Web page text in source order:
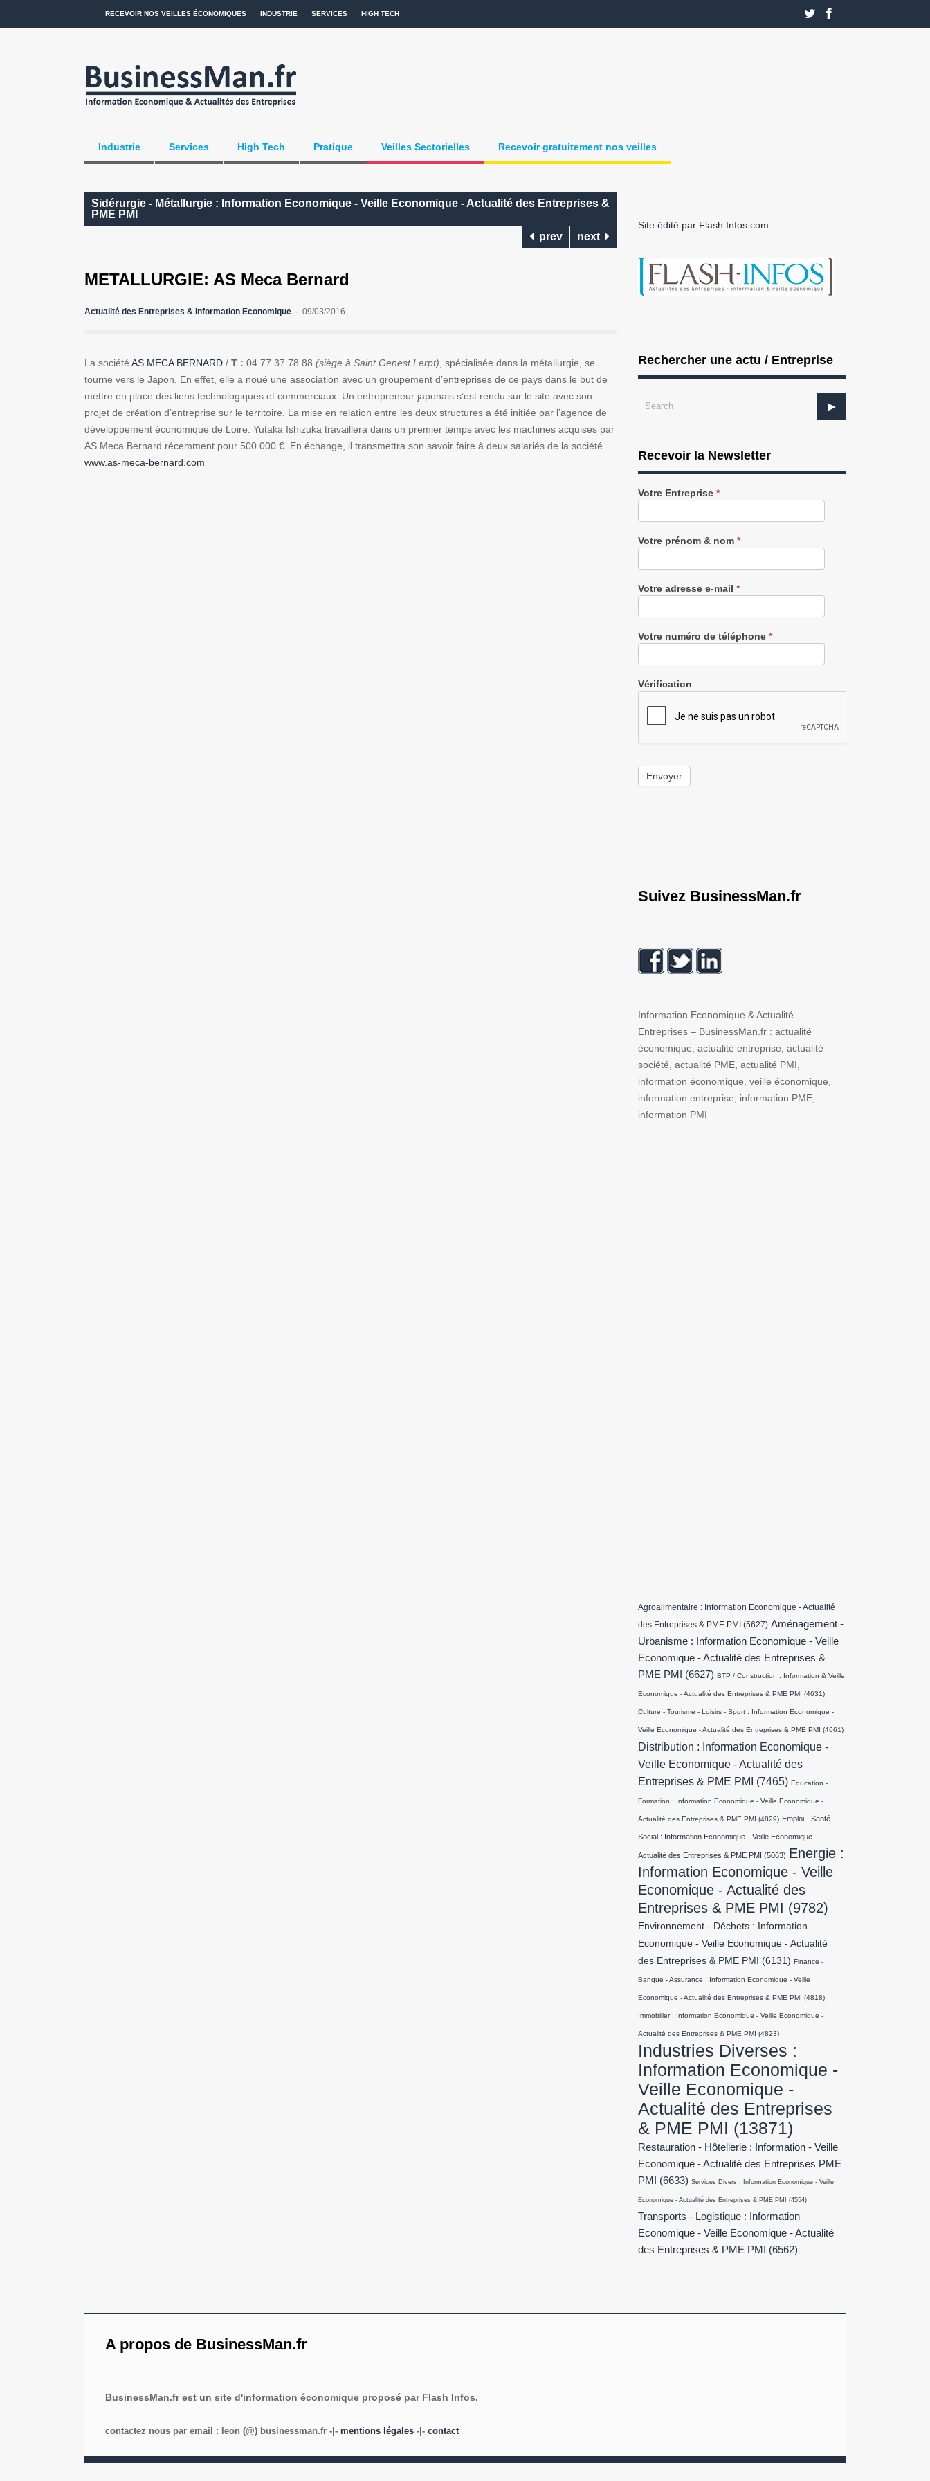
RECEVOIR NOS VEILLES ÉCONOMIQUES INDUSTRIE SERVICES HIGH TECH
Industrie Services High Tech Pratique Veilles Sectorielles Recevoir gratuitement nos veilles
Sidérurgie - Métallurgie : Information Economique - Veille Economique - Actualité des Entreprises &
PME PMI
prev
next
METALLURGIE: AS Meca Bernard
Actualité des Entreprises & Information Economique 09/03/2016
La société AS MECA BERNARD / T : 04.77.37.78.88 (siège à Saint Genest Lerpt), spécialisée dans la métallurgie, se
tourne vers le Japon. En effet, elle a noué une association avec un groupement d’entreprises de ce pays dans le but de
mettre en place des liens technologiques et commerciaux. Un entrepreneur japonais s’est rendu sur le site avec son
projet de création d’entreprise sur le territoire. La mise en relation entre les deux structures a été initiée par l’agence de
développement économique de Loire. Yutaka Ishizuka travaillera dans un premier temps avec les machines acquises par
AS Meca Bernard récemment pour 500.000 €. En échange, il transmettra son savoir faire à deux salariés de la société.
www.as-meca-bernard.com
Site édité par Flash Infos.com
Rechercher une actu / Entreprise
Recevoir la Newsletter
Recevez
notre
gratuitement
Votre Entreprise *
Votre prénom & nom *
Votre adresse e-mail *
Votre numéro de téléphone *
Vérification
Envoyer
Suivez BusinessMan.fr
Information Economique & Actualité
Entreprises – BusinessMan.fr : actualité
économique, actualité entreprise, actualité
société, actualité PME, actualité PMI,
information économique, veille économique,
information entreprise, information PME,
information PMI
Agroalimentaire : Information Economique - Actualité
des Entreprises & PME PMI (5627) Aménagement -
Urbanisme : Information Economique - Veille
Economique - Actualité des Entreprises &
PME PMI
(6627) BTP / Construction : Information & Veille
Economique - Actualité des Entreprises & PME PMI (4631)
Culture - Tourisme - Loisirs - Sport : Information Economique -
Veille Economique - Actualité des Entreprises & PME PMI (4661)
Distribution : Information Economique -
Veille Economique - Actualité des
Entreprises & PME PMI (7465) Education -
Formation : Information Economique - Veille Economique -
Actualité des Entreprises & PME PMI (4829) Emploi - Santé -
Social : Information Economique - Veille Economique -
Actualité des Entreprises & PME PMI (5063) Energie :
Information Economique - Veille
Economique - Actualité des
Entreprises & PME PMI (9782)
Environnement - Déchets : Information
Economique - Veille Economique - Actualité
des Entreprises & PME PMI
(6131) Finance -
Banque - Assurance : Information Economique - Veille
Economique - Actualité des Entreprises & PME PMI (4818)
Immobilier : Information Economique - Veille Economique -
Actualité des Entreprises & PME PMI (4823)
Industries Diverses :
Information Economique -
Veille Economique -
Actualité des Entreprises
& PME PMI (13871)
Restauration - Hôtellerie : Information - Veille
Economique - Actualité des Entreprises PME
PMI
(6633) Services Divers : Information Economique - Veille
Economique - Actualité des Entreprises & PME PMI (4554)
Transports - Logistique : Information
Economique - Veille Economique - Actualité
des Entreprises & PME PMI
(6562)
A propos de BusinessMan.fr
BusinessMan.fr est un site d'information économique proposé par Flash Infos.
contactez nous par email : leon (@) businessman.fr -|- mentions légales -|- contact